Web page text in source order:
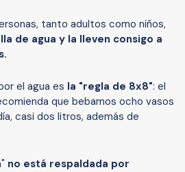
tanto adultos como niños,
de agua y la lleven consigo a
el agua es la "regla de 8x8": el
que bebamos ocho vasos
casi dos litros, además de
no está respaldada por